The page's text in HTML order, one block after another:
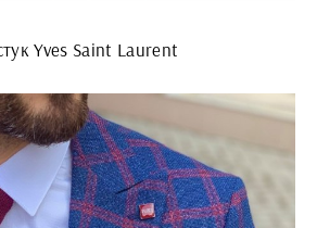
Yves Saint Laurent